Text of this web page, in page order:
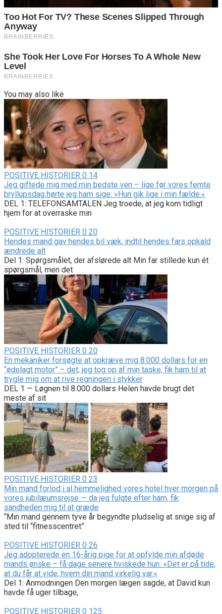
You may also like
POSITIVE HISTORIER 0 14
Jeg giftede mig med min bedste ven – lige før vores femte
bryllupsdag hørte jeg ham sige: »Hun gik lige i min fælde.«
DEL 1: TELEFONSAMTALEN Jeg troede, at jeg kom tidligt
hjem for at overraske min
POSITIVE HISTORIER 0 20
Hendes mand gav hendes bil væk, indtil hendes fars opkald
ændrede alt
Del 1: Spørgsmålet, der afslørede alt Min far stillede kun ét
spørgsmål, men det
POSITIVE HISTORIER 0 20
En mekaniker forsøgte at opkræve mig 8.000 dollars for en
“ødelagt motor” – det, jeg tog op af min taske, fik ham til at
trygle mig om at rive regningen i stykker
DEL 1 — Løgnen til 8.000 dollars Helen havde brugt det
meste af sit
POSITIVE HISTORIER 0 23
Min mand forlod i al hemmelighed vores hotel hver morgen på
vores jubilæumsrejse — da jeg fulgte efter ham, fik
sandheden mig til at græde
“Min mand gennem tyve år begyndte pludselig at snige sig af
sted til “fitnesscentret”
POSITIVE HISTORIER 0 26
Jeg adopterede en 16-årig pige for at opfylde min afdøde
mands ønske – få dage senere hviskede hun: »Det er på tide,
at du får at vide, hvem din mand virkelig var.«
Del 1: Anmodningen Den morgen lægen sagde, at David kun
havde få uger tilbage,
POSITIVE HISTORIER 0 125